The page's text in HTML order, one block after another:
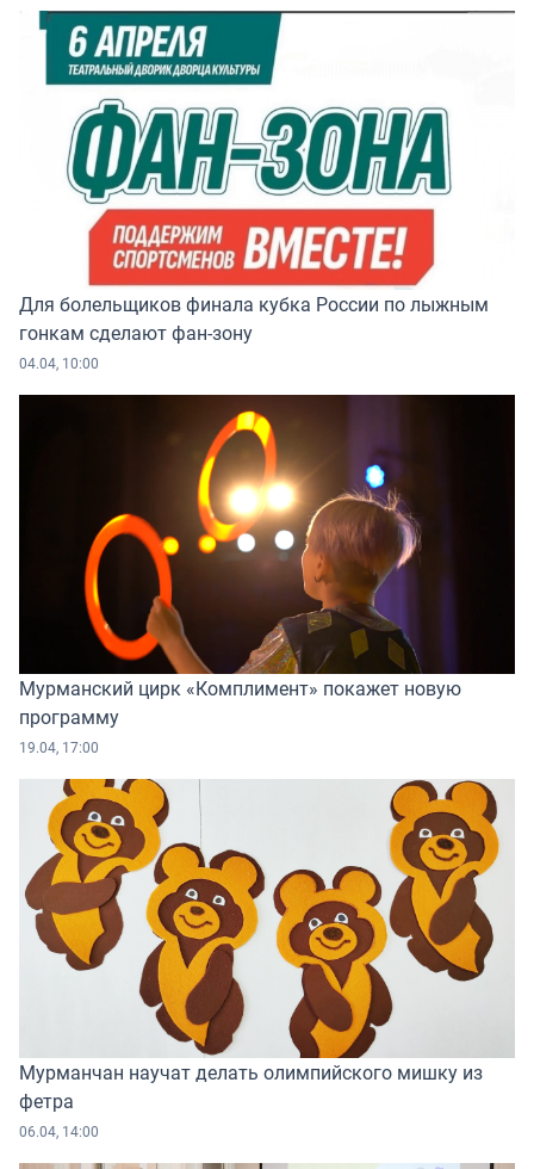
Для болельщиков финала кубка России по лыжным
гонкам сделают фан-зону
04.04, 10:00
Мурманский цирк «Комплимент» покажет новую
программу
19.04, 17:00
Мурманчан научат делать олимпийского мишку из
фетра
06.04, 14:00